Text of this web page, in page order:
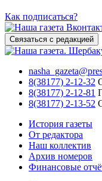
Как подписаться?
Связаться с редакцией
8(38177) 2-12-32
8(38177) 2-12-81
8(38177) 2-13-52
История газеты
От редактора
Наш коллектив
Архив номеров
Финансовые